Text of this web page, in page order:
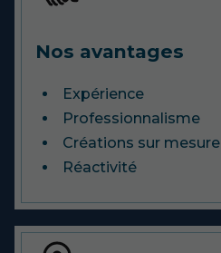
Nos avantages
Expérience
Professionnalisme
Créations sur mesure
Réactivité